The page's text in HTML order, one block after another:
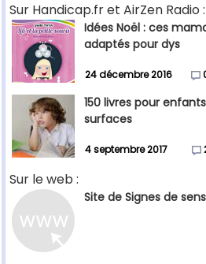
Sur Handicap.fr et AirZen Radio :
Idées Noël : ces
adaptés pour dys
24 décembre 2016
150 livres pour
surfaces
4 septembre 2017
Sur le web :
Site de Signes de sens